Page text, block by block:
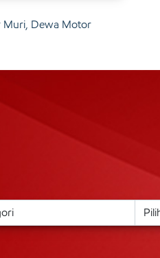
Muri, Dewa Motor